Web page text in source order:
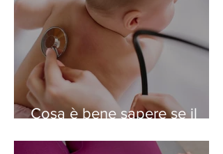
Cosa è bene sapere se il
bronchiolite